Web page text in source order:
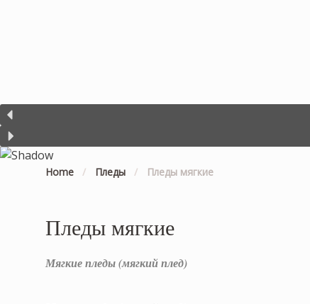
Home / Пледы / Пледы мягкие
Пледы мягкие
Мягкие пледы (мягкий плед)